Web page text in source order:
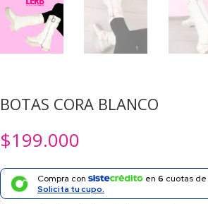
BOTAS CORA BLANCO
$199.000
Compra con en 6 cuotas de
Solicita tu cupo.